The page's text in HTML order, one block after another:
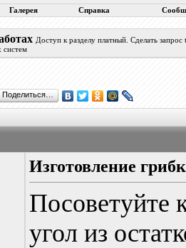
Галерея Справка
Доступ к разделу платный. Сделать
систем
Поделиться…
Изготовление
Посоветуйте
угол из